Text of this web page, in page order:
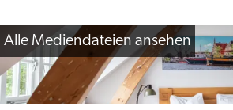
Alle Mediendateien ansehen